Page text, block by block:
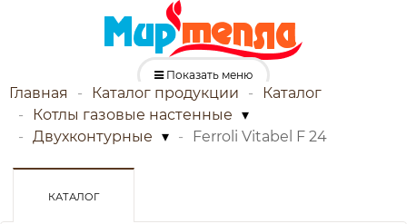
Показать меню
Главная Каталог продукции
Каталог
Котлы газовые настенные ▾
Двухконтурные ▾ Ferroli Vitabel F 24
КАТАЛОГ